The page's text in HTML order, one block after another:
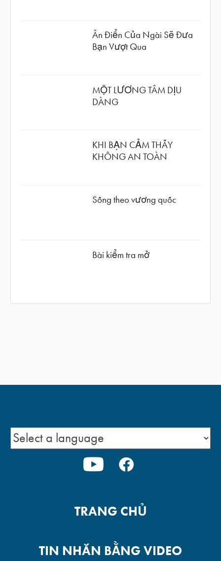
Ân Điển Của Ngài Sẽ Đưa
Bạn Vượt Qua
MỘT LƯƠNG TÂM DỊU
DÀNG
KHI BẠN CẢM THẤY
KHÔNG AN TOÀN
Sống theo vương quốc
Bài kiểm tra mở
YOUTUBE
TRANG CHỦ
TIN NHẮN BẰNG VIDEO